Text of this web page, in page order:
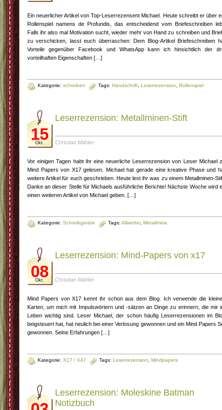
Ein neuerlicher Artikel von Top-Leserrezensent Michael. Heute schreibt er über
Rollenspiel namens de Profundis, das entscheidend vom Briefeschreiben
Falls ihr also mal Motivation sucht, wieder mehr von Hand zu schreiben und
zu verschicken, lasst euch überraschen: Dem Blog-Artikel Briefeschreiben
Vorteile gegenüber Facebook und WhatsApp kann ich hinsichtlich der
vorteilhaften Eigenschaften […]
Kategorie: schreiben Tags: Handschrift Leserrezension Rollenspiel
15
Okt.
Leserrezension: Metallminen-Stift
Christian Mähler
Vor einigen Tagen habt ihr eine neuerliche Leserrezension von Leser Michael
Mind Papers von X17 gelesen. Michael hat gerade eine kreative Phase und
weitere Artikel für euch geschrieben. Heute lest ihr was zu einem Metallminen-
Danke an dieser Stelle für Michaels ausführliche Berichte! Nächste Woche wird
einen weiteren Artikel von Michael geben. […]
Kategorie: Schreibgeräte Tags: Allwetter, Metallmine
08
Okt.
Leserrezension: Mind-Papers von x17
Christian Mähler
Mind Papers von X17 kennt ihr schon aus dem Blog. Ich verwende die
Karten, um mich mit Impulswörtern und -sätzen an Dinge zu erinnern, die mir
Leben wichtig sind. Leser Michael, der schon häufig Leserrezensionen im
beigsteuert hat, hat neulich bei einer Verlosung gewonnen und ein Mind Papers
gewonnen. Seine Erfahrungen […]
Kategorie: X17 / X47 Tags: Leserrezension Mindpapers
Leserrezension: Moleskine Batman
Notizbuch